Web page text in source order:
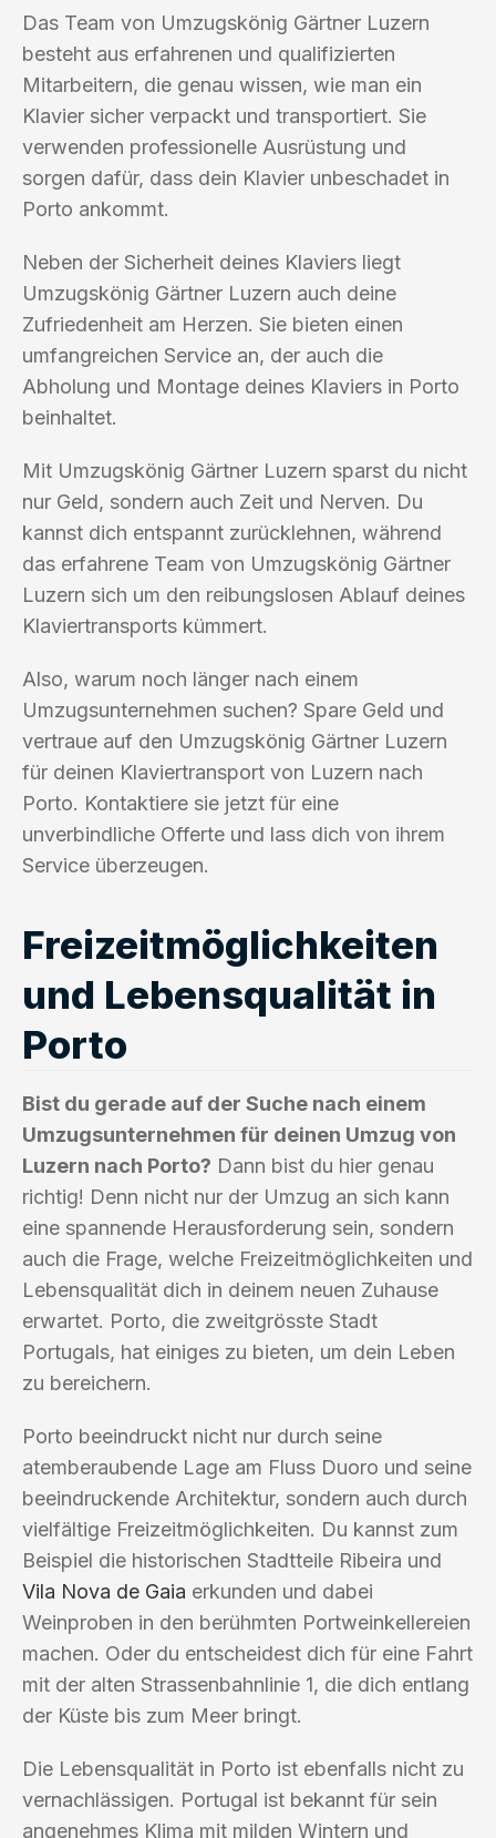
Das Team von Umzugskönig Gärtner Luzern
besteht aus erfahrenen und qualifizierten
Mitarbeitern, die genau wissen, wie man ein
Klavier sicher verpackt und transportiert. Sie
verwenden professionelle Ausrüstung und
sorgen dafür, dass dein Klavier unbeschadet in
Porto ankommt.
Neben der Sicherheit deines Klaviers liegt
Umzugskönig Gärtner Luzern auch deine
Zufriedenheit am Herzen. Sie bieten einen
umfangreichen Service an, der auch die
Abholung und Montage deines Klaviers in Porto
beinhaltet.
Mit Umzugskönig Gärtner Luzern sparst du nicht
nur Geld, sondern auch Zeit und Nerven. Du
kannst dich entspannt zurücklehnen, während
das erfahrene Team von Umzugskönig Gärtner
Luzern sich um den reibungslosen Ablauf deines
Klaviertransports kümmert.
Also, warum noch länger nach einem
Umzugsunternehmen suchen? Spare Geld und
vertraue auf den Umzugskönig Gärtner Luzern
für deinen Klaviertransport von Luzern nach
Porto. Kontaktiere sie jetzt für eine
unverbindliche Offerte und lass dich von ihrem
Service überzeugen.
Freizeitmöglichkeiten
und Lebensqualität in
Porto
Bist du gerade auf der Suche nach einem
Umzugsunternehmen für deinen Umzug von
Luzern nach Porto? Dann bist du hier genau
richtig! Denn nicht nur der Umzug an sich kann
eine spannende Herausforderung sein, sondern
auch die Frage, welche Freizeitmöglichkeiten und
Lebensqualität dich in deinem neuen Zuhause
erwartet. Porto, die zweitgrösste Stadt
Portugals, hat einiges zu bieten, um dein Leben
zu bereichern.
Porto beeindruckt nicht nur durch seine
atemberaubende Lage am Fluss Duoro und seine
beeindruckende Architektur, sondern auch durch
vielfältige Freizeitmöglichkeiten. Du kannst zum
Beispiel die historischen Stadtteile Ribeira und
Vila Nova de Gaia erkunden und dabei
Weinproben in den berühmten Portweinkellereien
machen. Oder du entscheidest dich für eine Fahrt
mit der alten Strassenbahnlinie 1, die dich entlang
der Küste bis zum Meer bringt.
Die Lebensqualität in Porto ist ebenfalls nicht zu
vernachlässigen. Portugal ist bekannt für sein
angenehmes Klima mit milden Wintern und